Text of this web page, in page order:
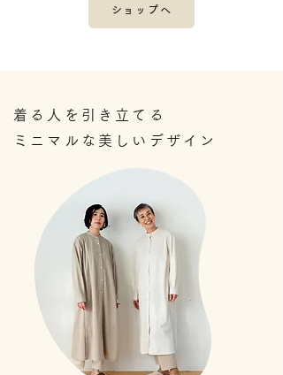
ショップへ
着る人を引き立てる
ミニマルな美しいデザイン